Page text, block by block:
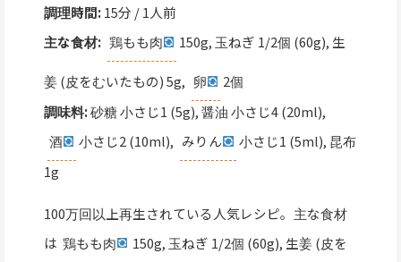
調理時間:15分 / 1人前
主な食材: 鶏もも肉 150g, 玉ねぎ 1/2個 (60g), 生
姜 (皮をむいたもの) 5g, 卵
2個
調味料:砂糖 小さじ1 (5g), 醤油 小さじ4 (20ml),
酒
小さじ2 (10ml), みりん
小さじ1 (5ml), 昆布
1g
100万回以上再生されている人気レシピ。主な食材
は 鶏もも肉
150g, 玉ねぎ 1/2個 (60g), 生姜 (皮を